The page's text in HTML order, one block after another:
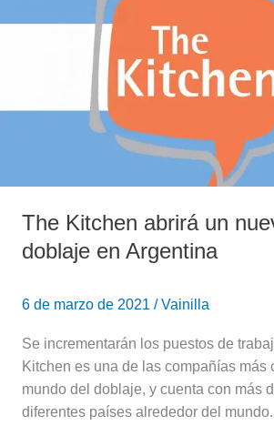
The Kitchen abrirá un
doblaje en Argentina
6 de marzo de 2021 /Vainilla
Se incrementarán los puestos de
Kitchen es una de las compañías más
mundo del doblaje, y cuenta con más
diferentes países alrededor del